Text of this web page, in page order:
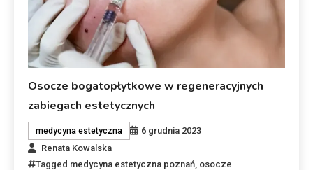
Osocze bogatopłytkowe w regeneracyjnych
zabiegach estetycznych
medycyna estetyczna
6 grudnia 2023
Renata Kowalska
Tagged medycyna estetyczna poznań osocze